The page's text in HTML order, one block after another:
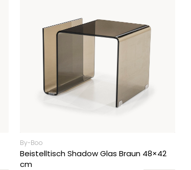
By-Boo
Beistelltisch Shadow Glas Braun 48×42
cm